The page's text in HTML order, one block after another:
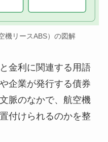
機リースABS）の図解
金利に関連する用語
企業が発行する債券
脈のなかで、航空機
付けられるのかを整